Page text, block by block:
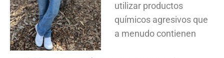
utilizar productos
químicos agresivos que
a menudo contienen